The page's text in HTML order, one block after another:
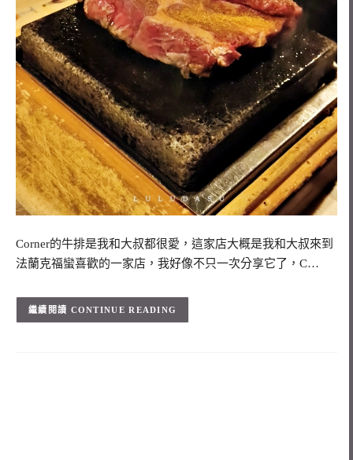
Corner的牛排是我和大叔都很愛，這家店大概是我和大叔來到
法蘭克福蠻喜歡的一家店，我好像不只一次分享它了，C…
CONTINUE READING